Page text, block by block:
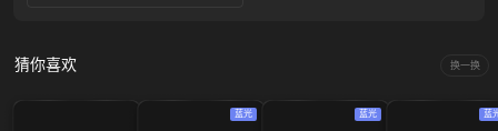
猜你喜欢 换一换
蓝光 蓝光 蓝